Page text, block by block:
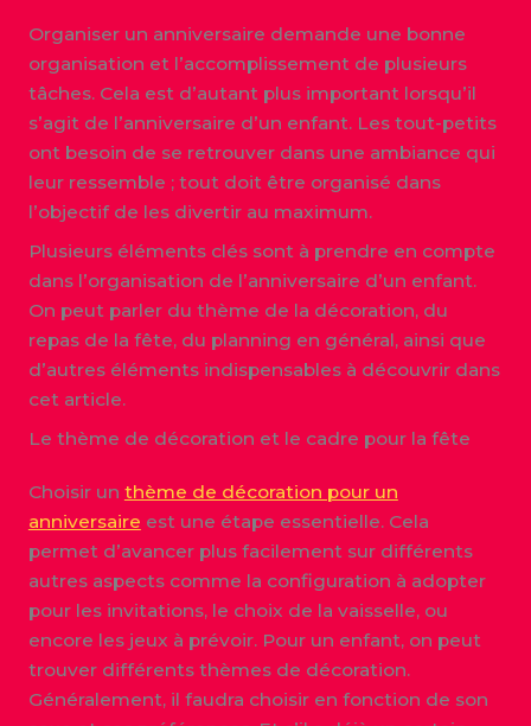
Organiser un anniversaire demande une bonne
organisation et l’accomplissement de plusieurs
tâches. Cela est d’autant plus important lorsqu’il
s’agit de l’anniversaire d’un enfant. Les tout-petits
ont besoin de se retrouver dans une ambiance qui
leur ressemble ; tout doit être organisé dans
l’objectif de les divertir au maximum.
Plusieurs éléments clés sont à prendre en compte
dans l’organisation de l’anniversaire d’un enfant.
On peut parler du thème de la décoration, du
repas de la fête, du planning en général, ainsi que
d’autres éléments indispensables à découvrir dans
cet article.
Le thème de décoration et le cadre pour la fête
Choisir un thème de décoration pour un
anniversaire est une étape essentielle. Cela
permet d’avancer plus facilement sur différents
autres aspects comme la configuration à adopter
pour les invitations, le choix de la vaisselle, ou
encore les jeux à prévoir. Pour un enfant, on peut
trouver différents thèmes de décoration.
Généralement, il faudra choisir en fonction de son